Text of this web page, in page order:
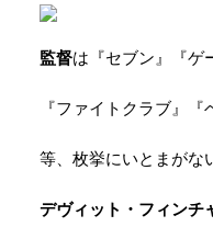
監督は『セブン』『ゲ
『ファイトクラブ』『
等、枚挙にいとまがな
デヴィット・フィンチ